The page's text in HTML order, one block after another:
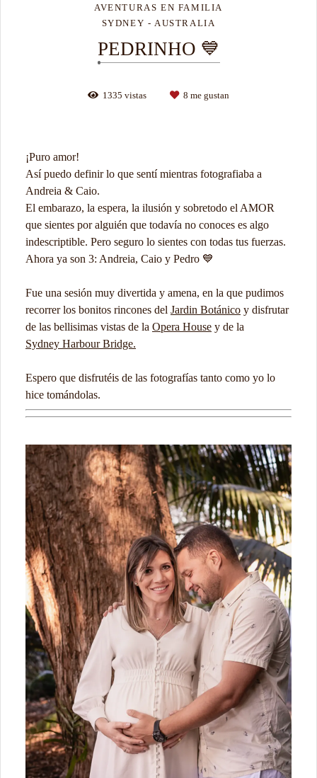
AVENTURAS EN FAMILIA
SYDNEY - AUSTRALIA
PEDRINHO 💙
1335 vistas 8 me gustan
¡Puro amor!
Así puedo definir lo que sentí mientras fotografiaba a
Andreia & Caio.
El embarazo, la espera, la ilusión y sobretodo el AMOR
que sientes por alguién que todavía no conoces es algo
indescriptible. Pero seguro lo sientes con todas tus fuerzas.
Ahora ya son 3: Andreia, Caio y Pedro 💙
Fue una sesión muy divertida y amena, en la que pudimos
recorrer los bonitos rincones del Jardin Botánico y disfrutar
de las bellisimas vistas de la Opera House y de la
Sydney Harbour Bridge.
Espero que disfrutéis de las fotografías tanto como yo lo
hice tomándolas.